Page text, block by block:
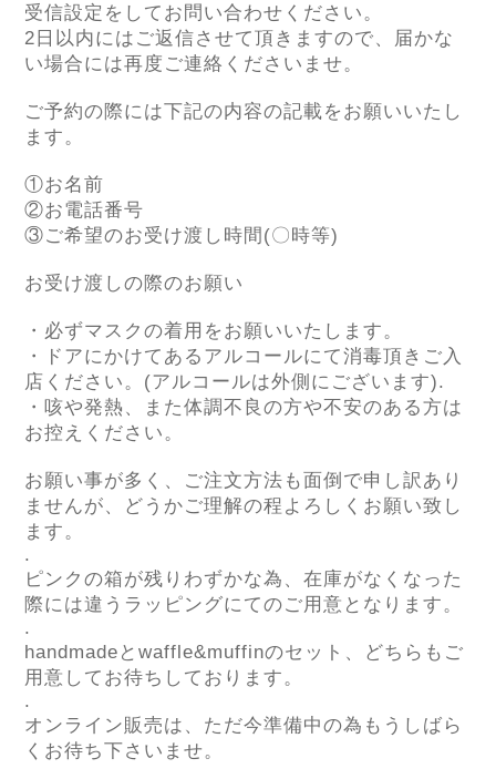
受信設定をしてお問い合わせください。
2 日以内にはご返信させて頂きますので、届かな
い場合には再度ご連絡くださいませ。
ご予約の際には下記の内容の記載をお願いいたし
ます。
①お名前
②お電話番号
③ご希望のお受け渡し時間 (〇時等)
お受け渡しの際のお願い
・必ずマスクの着用をお願いいたします。
・ドアにかけてあるアルコールにて消毒頂きご入
店ください。 (アルコールは外側にございます).
・咳や発熱、また体調不良の方や不安のある方は
お控えください。
お願い事が多く、ご注文方法も面倒で申し訳あり
ませんが、どうかご理解の程よろしくお願い致し
ます。
.
ピンクの箱が残りわずかな為、在庫がなくなった
際には違うラッピングにてのご用意となります。
.
handmade と waffle&muffinのセット、どちらもご
用意してお待ちしております。
.
オンライン販売は、ただ今準備中の為もうしばら
くお待ち下さいませ。